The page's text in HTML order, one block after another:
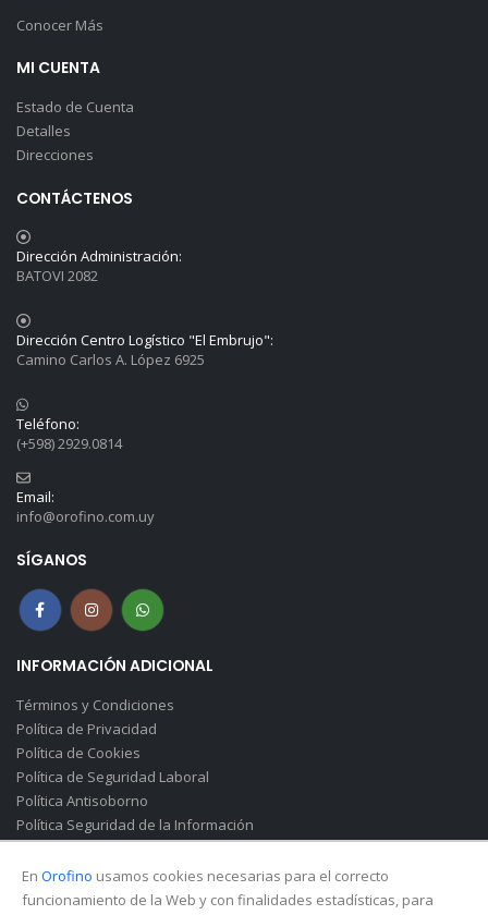
Conocer Más
MI CUENTA
Estado de Cuenta
Detalles
Direcciones
CONTÁCTENOS
Dirección Administración:
BATOVI 2082
Dirección Centro Logístico "El Embrujo":
Camino Carlos A. López 6925
Teléfono:
(+598) 2929.0814
Email:
info@orofino.com.uy
SÍGANOS
INFORMACIÓN ADICIONAL
Términos y Condiciones
Política de Privacidad
Política de Cookies
Política de Seguridad Laboral
Política Antisoborno
Política Seguridad de la Información
Canal de Denuncias(Soborno)
En Orofino usamos cookies necesarias para el correcto
funcionamiento de la Web y con finalidades estadísticas, para